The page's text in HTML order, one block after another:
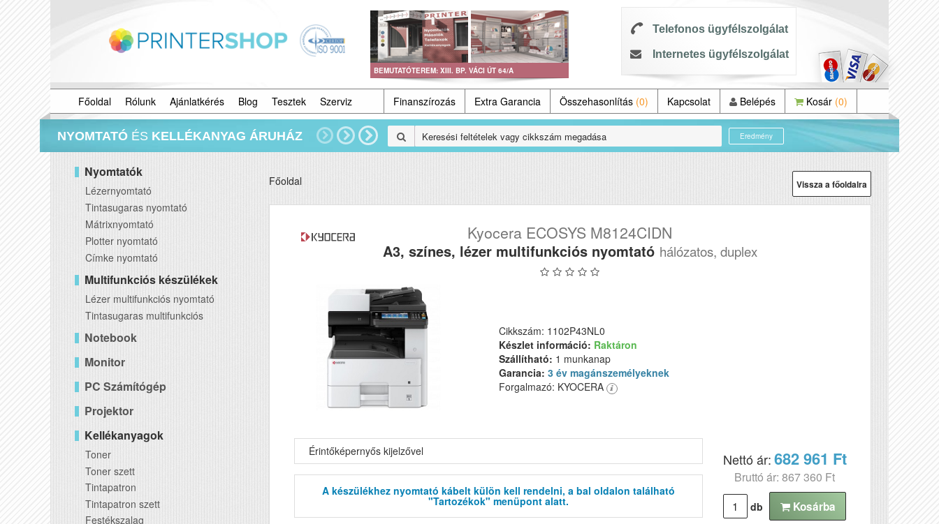
BEMUTATÓTEREM: XIII. BP. VÁCI ÚT 64/A
Telefonos ügyfélszolgálat
Internetes ügyfélszolgálat
Főoldal Rólunk Ajánlatkérés Blog Tesztek Szerviz Finanszírozás Extra Garancia Összehasonlítás (0) Kapcsolat Belépés Kosár (0)
NYOMTATÓ ÉS KELLÉKANYAG ÁRUHÁZ Eredmény
Nyomtatók
Lézernyomtató
Tintasugaras nyomtató
Mátrixnyomtató
Plotter nyomtató
Címke nyomtató
Multifunkciós készülékek
Lézer multifunkciós nyomtató
Tintasugaras multifunkciós
Notebook
Monitor
PC Számítógép
Projektor
Kellékanyagok
Toner
Toner szett
Tintapatron
Tintapatron szett
Festékszalag
Vissza a főoldalra
Főoldal
Kyocera ECOSYS M8124CIDN
A3, színes, lézer multifunkciós nyomtató hálózatos, duplex
Cikkszám: 1102P43NL0
Készlet információ: Raktáron
Szállítható: 1 munkanap
Garancia: 3 év magánszemélyeknek
Forgalmazó: KYOCERA
Érintőképernyős kijelzővel
A készülékhez nyomtató kábelt külön kell rendelni, a bal oldalon található
"Tartozékok" menüpont alatt.
Nettó ár:682 961 Ft
Bruttó ár: 867 360 Ft
db Kosárba